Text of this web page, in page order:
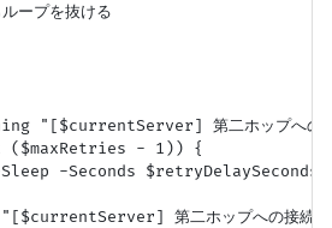
ープを抜ける
"[$currentServer] 第二ホップへ
($maxRetries - 1)) {
-Seconds $retryDelaySeconds
第二ホップへの接続